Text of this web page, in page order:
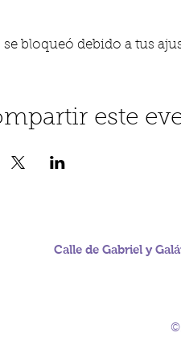
se bloqueó debido a tus
este
Calle de Gabriel y